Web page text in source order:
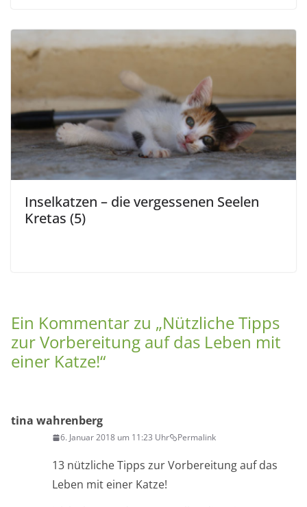
Inselkatzen – die vergessenen Seelen
Kretas (5)
Ein Kommentar zu „Nützliche Tipps
zur Vorbereitung auf das Leben mit
einer Katze!“
tina wahrenberg
6. Januar 2018 um 11:23 Uhr Permalink
13 nützliche Tipps zur Vorbereitung auf das
Leben mit einer Katze!